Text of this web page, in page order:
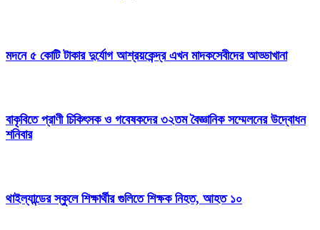
মদনে ৫ কোটি টাকার দুর্যোগ আশ্রয়কেন্দ্র এখন মাদকসেবীদের আড্ডাখানা
বাকৃবিতে প্রাণী চিকিৎসক ও গবেষকদের ৩২তম বৈজ্ঞানিক সম্মেলনের উদ্বোধন
শনিবার
থাইল্যান্ডের স্কুলে শিক্ষার্থীর গুলিতে শিক্ষক নিহত, আহত ১০